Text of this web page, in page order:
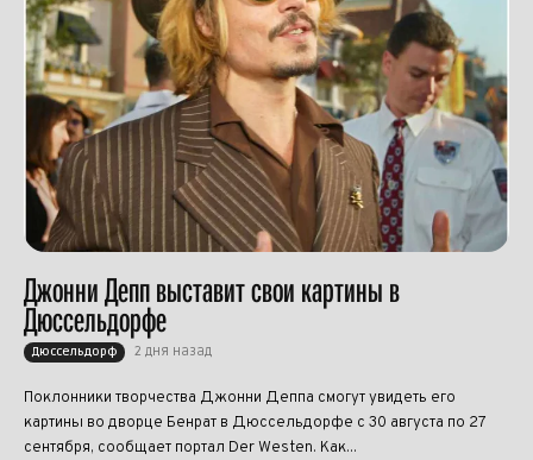
Джонни Депп выставит свои картины в
Дюссельдорфе
Дюссельдорф 2 дня назад
Поклонники творчества Джонни Деппа смогут увидеть его
картины во дворце Бенрат в Дюссельдорфе с 30 августа по 27
сентября, сообщает портал Der Westen. Как...